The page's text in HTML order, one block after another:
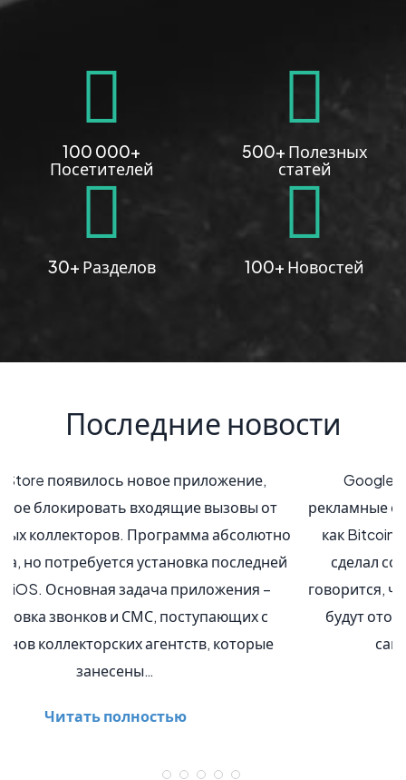
100 000+
Посетителей
500+ Полезных
статей
30+ Разделов 100+ Новостей
Последние новости
Google объявила о том, что она отклоняет
рекламные объявления для криптовариантов, таких
как Bitcoin, в своих сервисах. Технический гигант
сделал сообщение об обновлении , в котором
говорится, что объявления для криптоконверсий не
будут отображаться на принадлежащих Google
сайтах, любых видео на YouTube…